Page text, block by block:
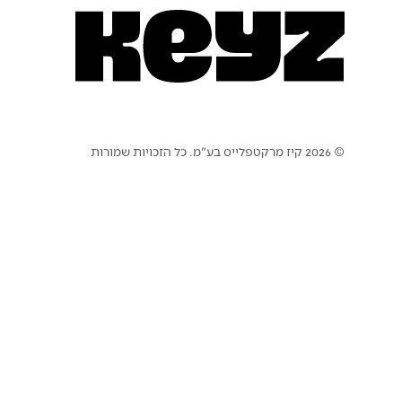
© 2026 קיז מרקטפלייס בע"מ. כל הזכויות שמורות